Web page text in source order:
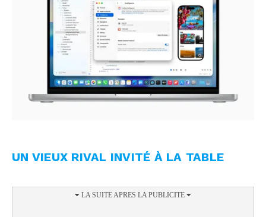
UN VIEUX RIVAL INVITÉ À LA TABLE